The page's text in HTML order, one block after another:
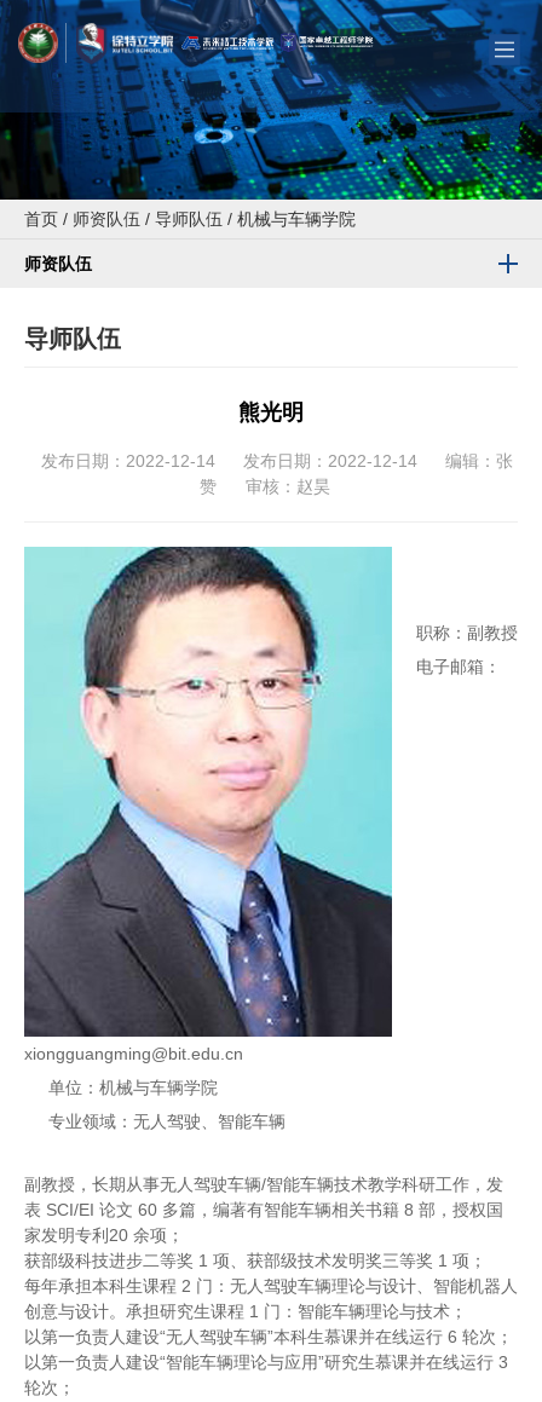
首页 / 师资队伍 / 导师队伍 / 机械与车辆学院
师资队伍
导师队伍
熊光明
发布日期：2022-12-14 发布日期：2022-12-14
编辑：张
赞
审核：赵昊
职称：副教授
电子邮箱：
xiongguangming@bit.edu.cn
单位：机械与车辆学院
专业领域：无人驾驶、智能车辆
副教授，长期从事无人驾驶车辆/智能车辆技术教学科研工作，发
表 SCI/EI 论文 60 多篇，编著有智能车辆相关书籍 8 部，授权国
家发明专利20 余项；
获部级科技进步二等奖 1 项、获部级技术发明奖三等奖 1 项；
每年承担本科生课程 2 门：无人驾驶车辆理论与设计、智能机器人
创意与设计。承担研究生课程 1 门：智能车辆理论与技术；
以第一负责人建设“无人驾驶车辆”本科生慕课并在线运行 6 轮次；
以第一负责人建设“智能车辆理论与应用”研究生慕课并在线运行 3
轮次；